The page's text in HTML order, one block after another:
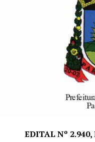
EDITAL Nº 2.940,